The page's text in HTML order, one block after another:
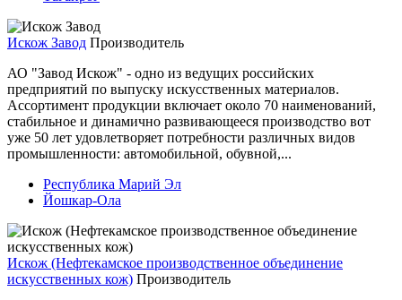
Искож Завод Производитель
АО "Завод Искож" - одно из ведущих российских
предприятий по выпуску искусственных материалов.
Ассортимент продукции включает около 70 наименований,
стабильное и динамично развивающееся производство вот
уже 50 лет удовлетворяет потребности различных видов
промышленности: автомобильной, обувной,...
Республика Марий Эл
Йошкар-Ола
Искож (Нефтекамское производственное объединение
искусственных кож) Производитель